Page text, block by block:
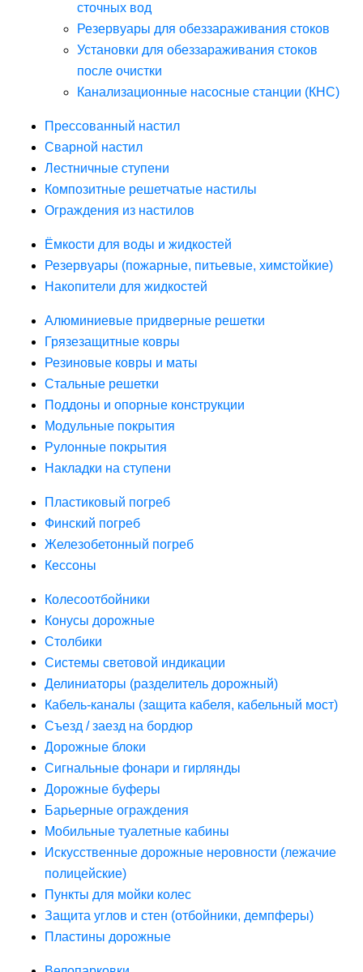
сточных вод
Резервуары для обеззараживания стоков
Установки для обеззараживания стоков
после очистки
Канализационные насосные станции (КНС)
Прессованный настил
Сварной настил
Лестничные ступени
Композитные решетчатые настилы
Ограждения из настилов
Ёмкости для воды и жидкостей
Резервуары (пожарные, питьевые, химстойкие)
Накопители для жидкостей
Алюминиевые придверные решетки
Грязезащитные ковры
Резиновые ковры и маты
Стальные решетки
Поддоны и опорные конструкции
Модульные покрытия
Рулонные покрытия
Накладки на ступени
Пластиковый погреб
Финский погреб
Железобетонный погреб
Кессоны
Колесоотбойники
Конусы дорожные
Столбики
Системы световой индикации
Делиниаторы (разделитель дорожный)
Кабель-каналы (защита кабеля, кабельный мост)
Съезд / заезд на бордюр
Дорожные блоки
Сигнальные фонари и гирлянды
Дорожные буферы
Барьерные ограждения
Мобильные туалетные кабины
Искусственные дорожные неровности (лежачие
полицейские)
Пункты для мойки колес
Защита углов и стен (отбойники, демпферы)
Пластины дорожные